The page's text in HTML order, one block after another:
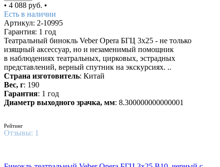
• 4 088 руб. •
Есть в наличии
Артикул: 2-10995
Гарантия: 1 год
Театральный бинокль Veber Opera БГЦ 3x25 - не только
изящный аксессуар, но и незаменимый помощник
в наблюдениях театральных, цирковых, эстрадных
представлений, верный спутник на экскурсиях. ..
Страна изготовитель: Китай
Вес, г: 190
Гарантия: 1 год
Диаметр выходного зрачка, мм: 8.300000000000001
Рейтинг
Отзывы: 1